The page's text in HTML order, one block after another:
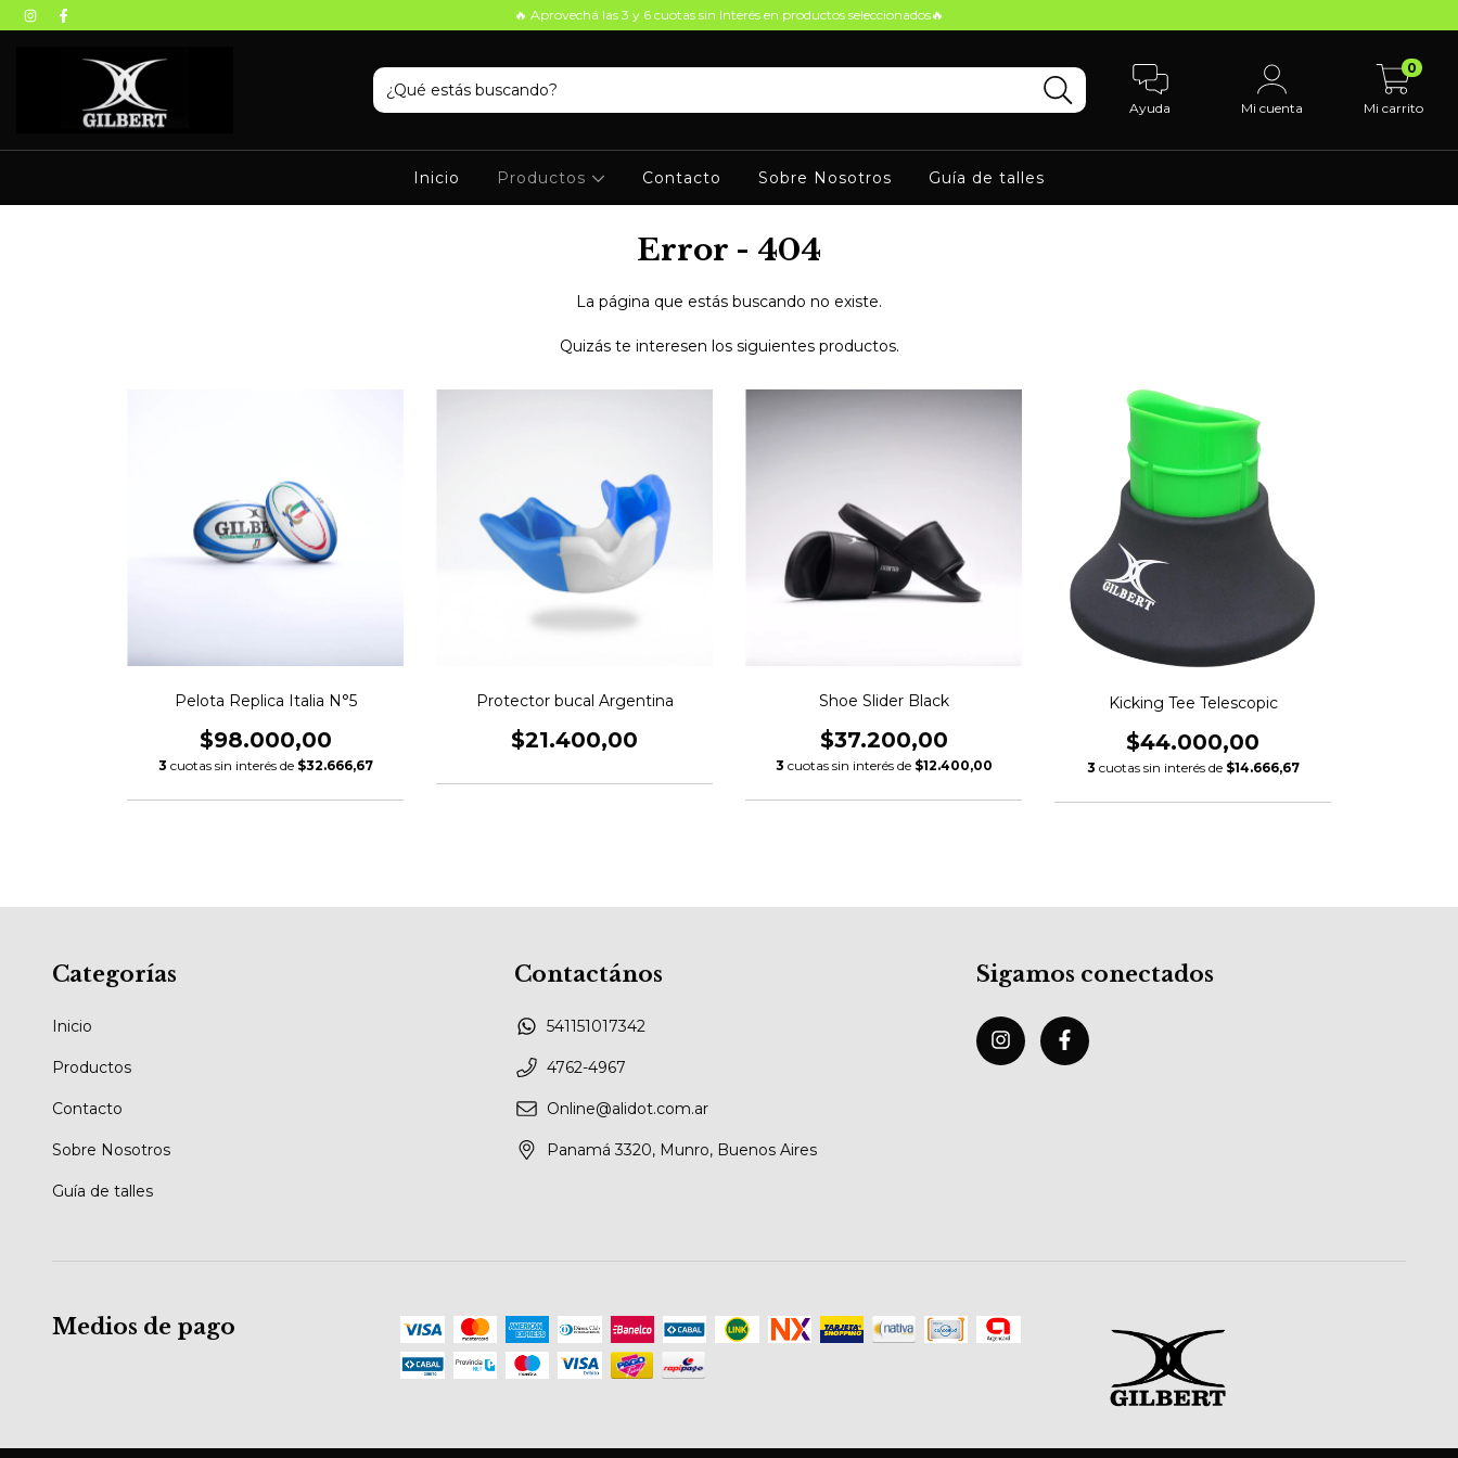
🔥 Aprovechá las 3 y 6 cuotas sin Interés en productos seleccionados🔥
Ayuda Mi cuenta Mi carrito
0
Inicio Productos Contacto Sobre Nosotros Guía de talles
Error - 404
La página que estás buscando no existe.
Quizás te interesen los siguientes productos.
Pelota Replica Italia N°5
$98.000,00
3 cuotas sin interés de $32.666,67
Protector bucal Argentina
$21.400,00
Shoe Slider Black
$37.200,00
3 cuotas sin interés de $12.400,00
Kicking Tee Telescopic
$44.000,00
3 cuotas sin interés de $14.666,67
Categorías
Inicio
Productos
Contacto
Sobre Nosotros
Guía de talles
Contactános
541151017342
4762-4967
Online@alidot.com.ar
Panamá 3320, Munro, Buenos Aires
Sigamos conectados
Medios de pago